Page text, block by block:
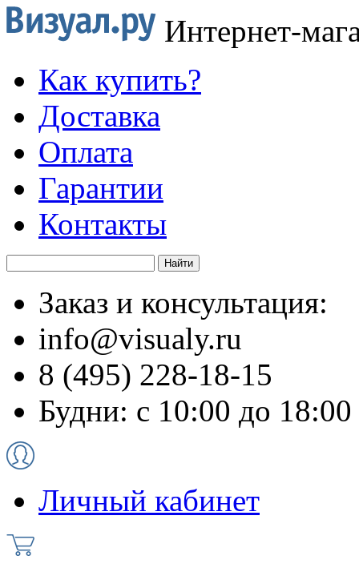
Интернет-
Как купить?
Доставка
Оплата
Гарантии
Контакты
Заказ и консультация:
info@visualy.ru
8 (495) 228-18-15
Будни: с 10:00 до 18:00
Личный кабинет